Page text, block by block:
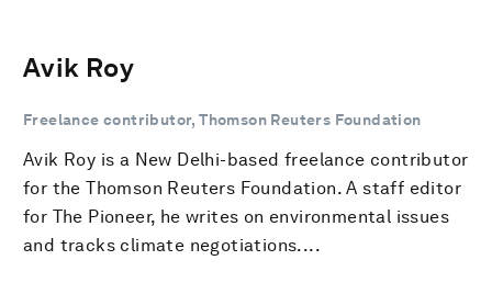
Avik Roy
Freelance contributor, Thomson Reuters Foundation
Avik Roy is a New Delhi-based freelance contributor
for the Thomson Reuters Foundation. A staff editor
for The Pioneer, he writes on environmental issues
and tracks climate negotiations....